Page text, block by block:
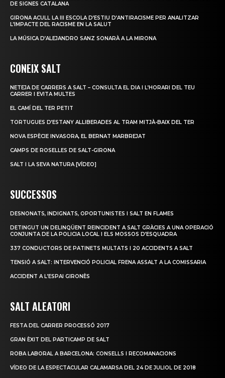
DE SIGNES CATALANA
GIRONA ACULL LA III ESCOLA D’ESTIU D’ANTIRACISME PER ANALITZAR
L’IMPACTE DEL RACISME EN LA SALUT
LA MÚSICA D’ALEJANDRO SANZ SONARÀ A LA MIRONA
CONEIX SALT
NETEJA DE CARRERS A SALT – CONSULTA EL DIA I L’HORARI DEL TEU
CARRER I EVITA MULTES
EL CAMÍ DEL TER PETIT
TORTUGUES D’ESTANY ALLIBERADES AL TRAM MITJÀ-BAIX DEL TER
NOVA ESPÈCIE INVASORA, EL BERNAT MARBREJAT
CAMPS DE ROSELLES DE SALT-GIRONA
SALT I LA SEVA NATURA [VÍDEO]
SUCCESSOS
DESNONATS, INDIGNATS, OPORTUNISTES I SALT EN FLAMES
DETINGUT UN DELINQÜENT REINCIDENT A SALT GRÀCIES A UNA OPERACIÓ
CONJUNTA DE LA POLICIA LOCAL I ELS MOSSOS D’ESQUADRA
337 CONDUCTORS DE PATINETS MULTATS I 20 ACCIDENTS A SALT
TENSIÓ A SALT: INTERVENCIÓ POLICIAL FRENA ASSALT A LA COMISSARIA
ACCIDENT A L’ESPAI GIRONÈS
SALT ALEATORI
FESTA DEL CARRER PROCESSÓ 2017
GRAN ÈXIT DEL PARTICAMP DE SALT
ROBA LABORAL A BARCELONA: CONSELLS I RECOMANACIONS
VÍDEO DE LA ESPECTACULAR CALAMARSA DEL 24 DE JULIOL DE 2018